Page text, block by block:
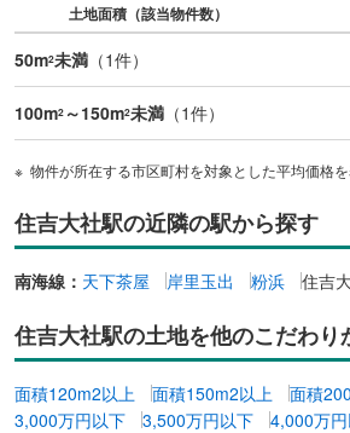
土地面積（該当物件数）
50m2未満 （1件）
100m2 ～150m2未満 （1件）
物件が所在する市区町村を対象とした平均価格を
住吉大社駅の近隣の駅から探す
南海線： 天下茶屋 岸里玉出 粉浜 住吉
住吉大社駅の土地を他のこだわり
面積120m2以上 面積150m2以上 面積
3,000万円以下
3,500万円以下 4,000万